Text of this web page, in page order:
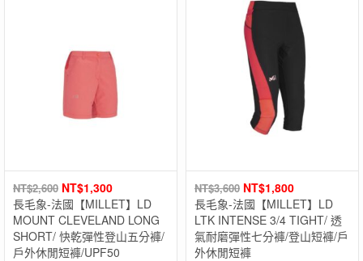
NT$2,600 NT$1,300
長毛象-法國【MILLET】LD
MOUNT CLEVELAND LONG
SHORT/ 快乾彈性登山五分褲/
戶外休閒短褲/UPF50
NT$3,600 NT$1,800
長毛象-法國【MILLET】LD
LTK INTENSE 3/4 TIGHT/ 透
氣耐磨彈性七分褲/登山短褲/戶
外休閒短褲